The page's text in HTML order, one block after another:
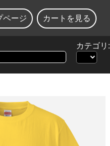
ページ
カートを見る
カテゴリ: